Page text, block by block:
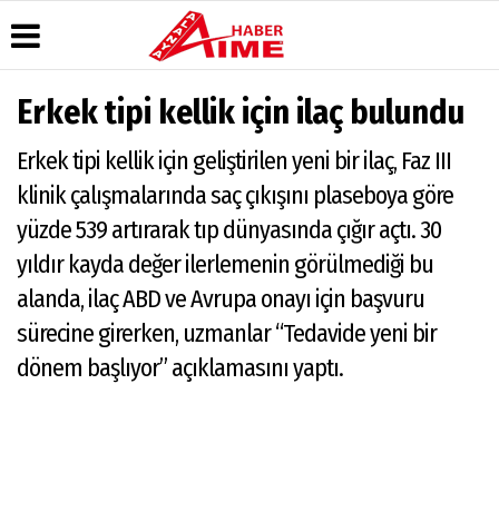
Üye Paneli
Haber
Arşivi
Dergi
Arşivi
Günün
Haberleri
Durumu
Gazete
Manşetleri
Anketler
Biyografiler
Yazarları
Video
Galeri
Foto
Galeri
TV
Moovit
Alanya-
Gazipaşa
& Antalya
Canlı Uçak
Seyir
Takip
Erkek tipi kellik için ilaç bulundu
Erkek tipi kellik için geliştirilen yeni bir ilaç, Faz III
klinik çalışmalarında saç çıkışını plaseboya göre
yüzde 539 artırarak tıp dünyasında çığır açtı. 30
yıldır kayda değer ilerlemenin görülmediği bu
alanda, ilaç ABD ve Avrupa onayı için başvuru
sürecine girerken, uzmanlar “Tedavide yeni bir
dönem başlıyor” açıklamasını yaptı.